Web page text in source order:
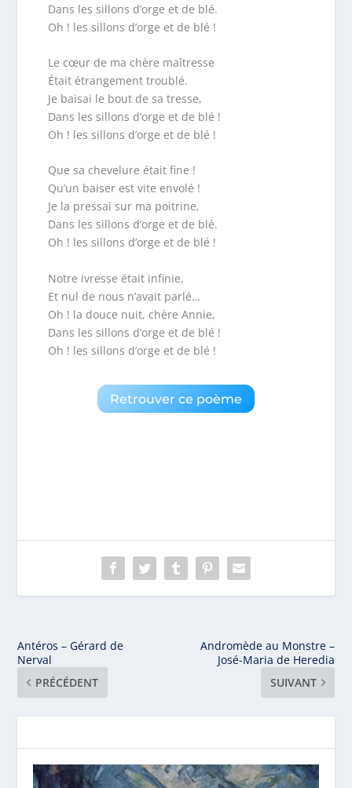
Dans les sillons d’orge et de blé.
Oh ! les sillons d’orge et de blé !
Le cœur de ma chère maîtresse
Était étrangement troublé.
Je baisai le bout de sa tresse,
Dans les sillons d’orge et de blé !
Oh ! les sillons d’orge et de blé !
Que sa chevelure était fine !
Qu’un baiser est vite envolé !
Je la pressai sur ma poitrine,
Dans les sillons d’orge et de blé.
Oh ! les sillons d’orge et de blé !
Notre ivresse était infinie,
Et nul de nous n’avait parlé…
Oh ! la douce nuit, chère Annie,
Dans les sillons d’orge et de blé !
Oh ! les sillons d’orge et de blé !
Retrouver ce poème
Antéros – Gérard de
Nerval
PRÉCÉDENT
Andromède au Monstre –
José-Maria de Heredia
SUIVANT